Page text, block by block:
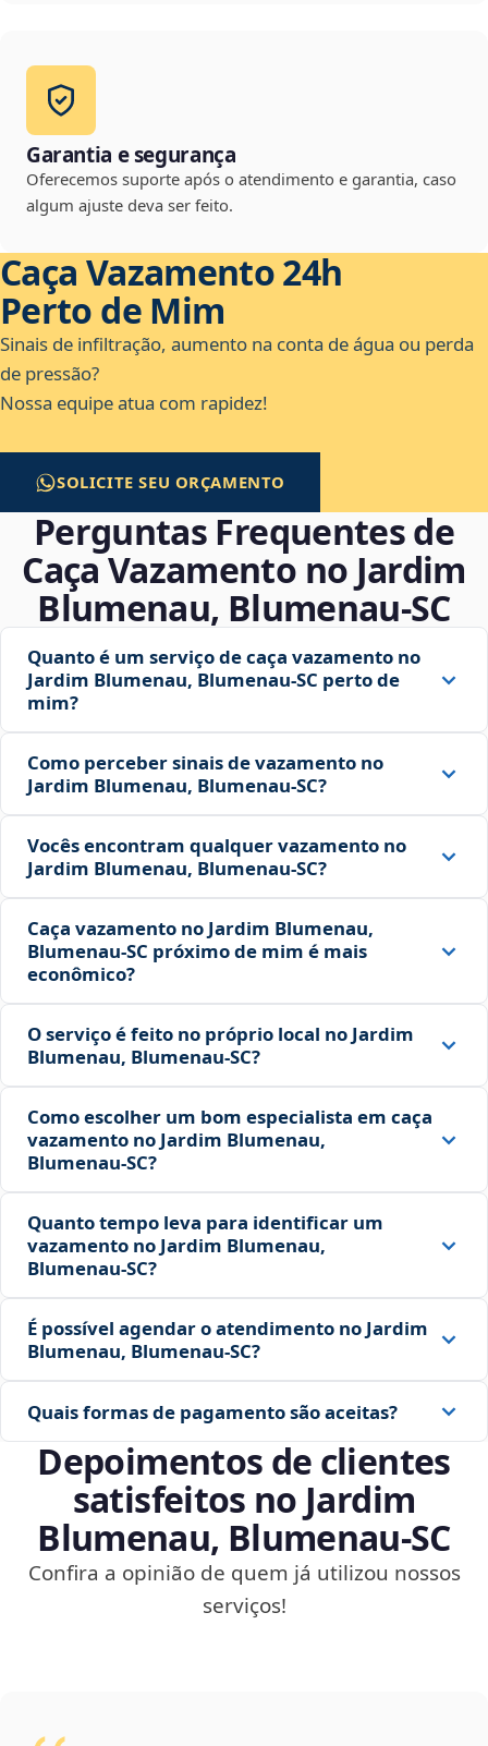
Garantia e segurança
Oferecemos suporte após o atendimento e garantia, caso
algum ajuste deva ser feito.
Caça Vazamento 24h
Perto de Mim
Sinais de infiltração, aumento na conta de água ou perda
de pressão?
Nossa equipe atua com rapidez!
SOLICITE SEU ORÇAMENTO
Perguntas Frequentes de
Caça Vazamento no Jardim
Blumenau, Blumenau‑SC
Quanto é um serviço de caça vazamento no
Jardim Blumenau, Blumenau‑SC perto de
mim?
Como perceber sinais de vazamento no
Jardim Blumenau, Blumenau‑SC?
Vocês encontram qualquer vazamento no
Jardim Blumenau, Blumenau‑SC?
Caça vazamento no Jardim Blumenau,
Blumenau‑SC próximo de mim é mais
econômico?
O serviço é feito no próprio local no Jardim
Blumenau, Blumenau‑SC?
Como escolher um bom especialista em caça
vazamento no Jardim Blumenau,
Blumenau‑SC?
Quanto tempo leva para identificar um
vazamento no Jardim Blumenau,
Blumenau‑SC?
É possível agendar o atendimento no Jardim
Blumenau, Blumenau‑SC?
Quais formas de pagamento são aceitas?
Depoimentos de clientes
satisfeitos no Jardim
Blumenau, Blumenau‑SC
Confira a opinião de quem já utilizou nossos
serviços!